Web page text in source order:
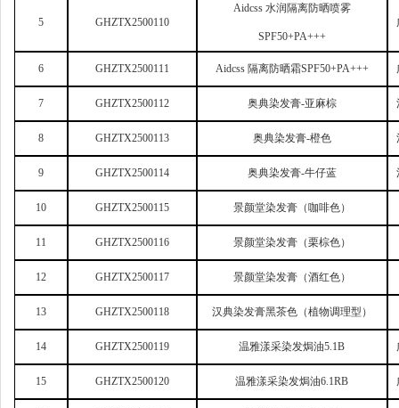
5 GHZTX2500110
Aidcss 水润隔离防晒喷雾
SPF50+PA+++
6 GHZTX2500111 Aidcss 隔离防晒霜SPF50+PA+++
7 GHZTX2500112 奥典染发膏-亚麻棕
8 GHZTX2500113 奥典染发膏-橙色
9 GHZTX2500114 奥典染发膏-牛仔蓝
10 GHZTX2500115 景颜堂染发膏（咖啡色）
11 GHZTX2500116 景颜堂染发膏（栗棕色）
12 GHZTX2500117 景颜堂染发膏（酒红色）
13 GHZTX2500118 汉典染发膏黑茶色（植物调理型）
14 GHZTX2500119 温雅漾采染发焗油5.1B
15 GHZTX2500120 温雅漾采染发焗油6.1RB